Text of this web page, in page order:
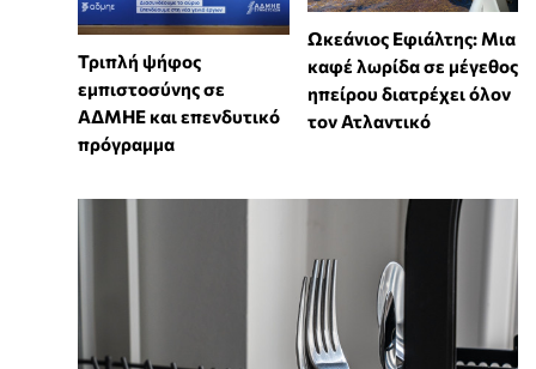
Τριπλή ψήφος
εμπιστοσύνης σε
ΑΔΜΗΕ και επενδυτικό
πρόγραμμα
Ωκεάνιος Εφιάλτης: Μια
καφέ λωρίδα σε μέγεθος
ηπείρου διατρέχει όλον
τον Ατλαντικό